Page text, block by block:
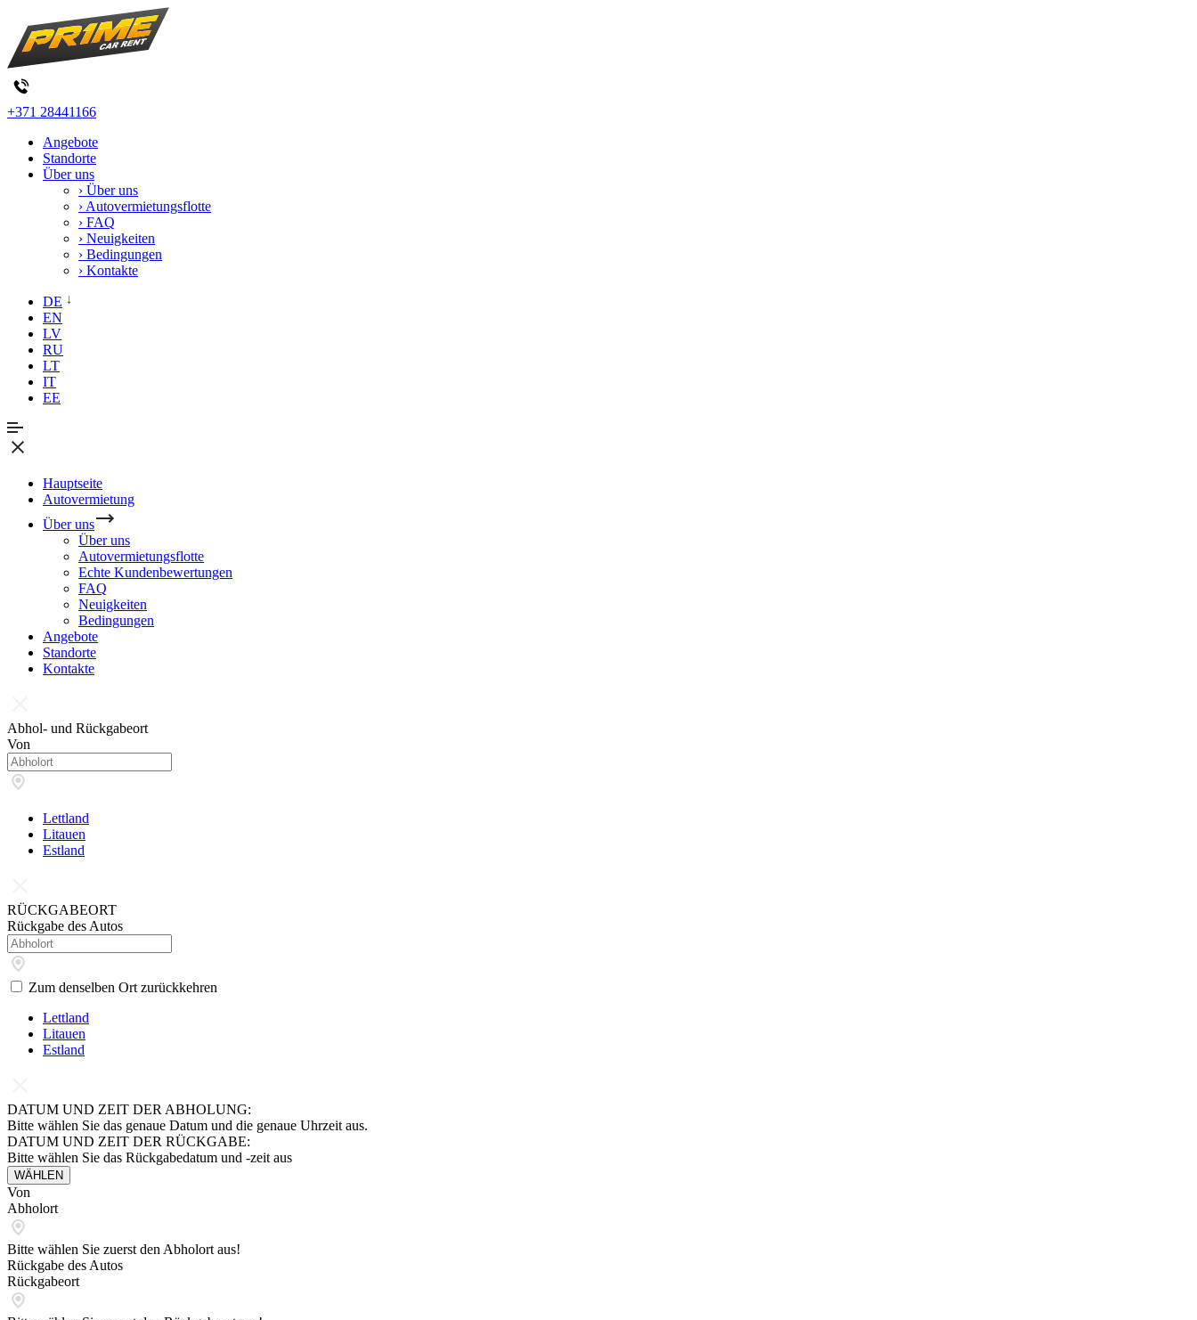
+371 28441166
Angebote
Standorte
Über uns
› Über uns
› Autovermietungsflotte
› FAQ
› Neuigkeiten
› Bedingungen
› Kontakte
DE
EN
LV
RU
LT
IT
EE
Hauptseite
Autovermietung
Über uns
Über uns
Autovermietungsflotte
Echte Kundenbewertungen
FAQ
Neuigkeiten
Bedingungen
Angebote
Standorte
Kontakte
Abhol- und Rückgabeort
Von
Lettland
Litauen
Estland
RÜCKGABEORT
Rückgabe des Autos
Zum denselben Ort zurückkehren
Lettland
Litauen
Estland
DATUM UND ZEIT DER ABHOLUNG:
Bitte wählen Sie das genaue Datum und die genaue Uhrzeit aus.
DATUM UND ZEIT DER RÜCKGABE:
Bitte wählen Sie das Rückgabedatum und -zeit aus
WÄHLEN
Von
Abholort
Bitte wählen Sie zuerst den Abholort aus!
Rückgabe des Autos
Rückgabeort